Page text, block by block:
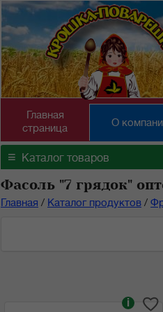
Главная
страница
О
≡ Каталог товаров
Фасоль "7 грядок"
Главная / Каталог продуктов /
i